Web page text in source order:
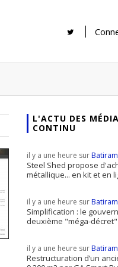
idée mais...
Le print sous
il encore sa
Rénover une
supports
inscrire
à notre
?
L'ACTU DES
CONTINU
il y a une heure sur
Steel Shed propose
métallique... en kit et en
il y a une heure sur
Simplification : le
deuxième "méga-décret"
il y a une heure sur
Restructuration d’un